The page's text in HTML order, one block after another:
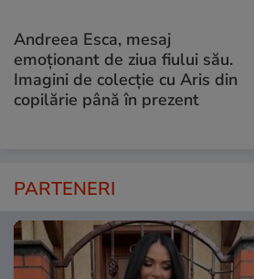
Andreea Esca, mesaj
emoționant de ziua fiului său.
Imagini de colecție cu Aris din
copilărie până în prezent
PARTENERI